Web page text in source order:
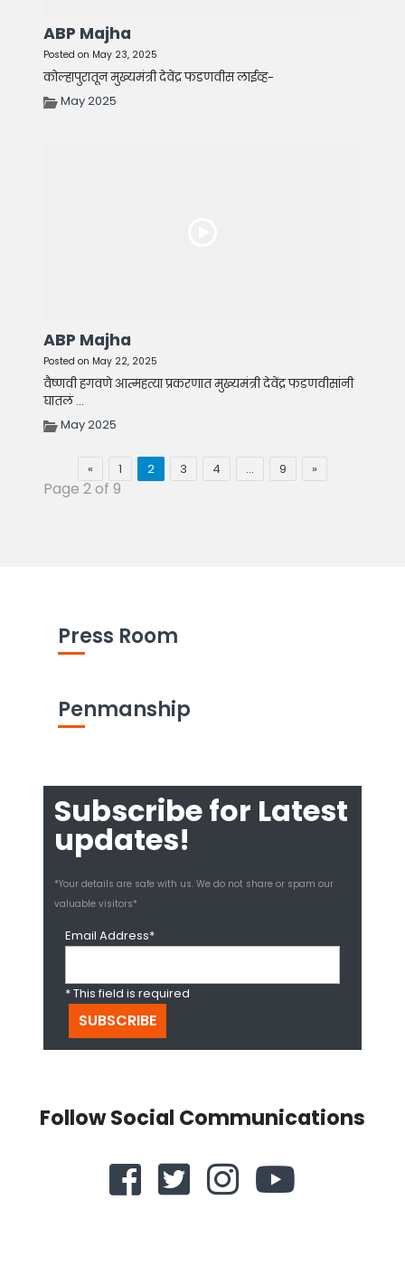
Press Room
Penmanship
Subscribe for Latest
updates!
*Your details are safe with us. We do not share or spam our
valuable visitors*
Email Address*
* This field is required
Follow Social Communications
ABP Majha
Posted on May 23, 2025
कोल्हापुरातून मुख्यमंत्री देवेंद्र फडणवीस लाईव्ह-
May 2025
ABP Majha
Posted on May 22, 2025
वैष्णवी हगवणे आत्महत्या प्रकरणात मुख्यमंत्री देवेंद्र फडणवीसांनी
घातलं ...
May 2025
« 1 2 3 4 … 9 »
Page 2 of 9